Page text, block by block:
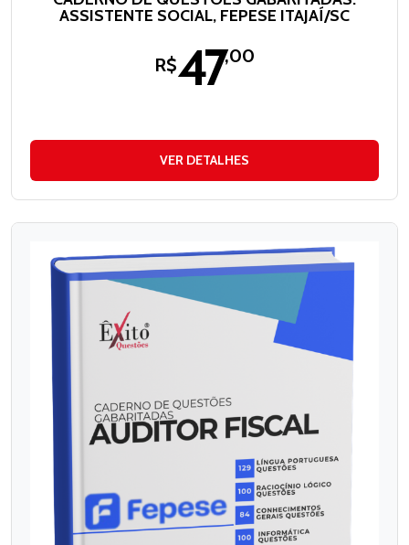
ASSISTENTE SOCIAL, FEPESE ITAJAÍ/SC
R$47,00
VER DETALHES